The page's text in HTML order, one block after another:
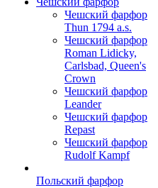
Чешский фарфор
Thun 1794 a.s.
Чешский фарфор
Roman Lidicky,
Carlsbad, Queen's
Crown
Чешский фарфор
Leander
Чешский фарфор
Repast
Чешский фарфор
Rudolf Kampf
Польский фарфор